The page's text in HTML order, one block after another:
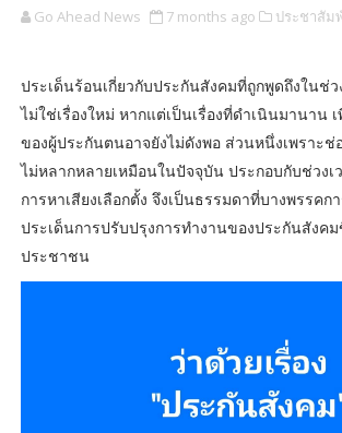
Go Ahead News 7 months ago ประชาสัม
ประเด็นร้อนเกี่ยวกับประกันสังคมที่ถูกพูดถึงในช่
ไม่ใช่เรื่องใหม่ หากแต่เป็นเรื่องที่ดำเนินมานาน
ของผู้ประกันตนอาจยังไม่ดังพอ ส่วนหนึ่งเพราะช่
ไม่หลากหลายเหมือนในปัจจุบัน ประกอบกับช่วงเ
การหาเสียงเลือกตั้ง จึงเป็นธรรมดาที่บางพรรคก
ประเด็นการปรับปรุงการทำงานของประกันสังค
ประชาชน